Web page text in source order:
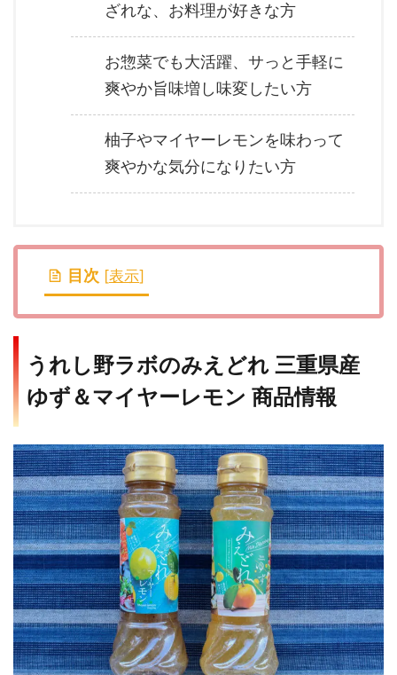
ざれな、お料理が好きな方
お惣菜でも大活躍、サっと手軽に
爽やか旨味増し味変したい方
柚子やマイヤーレモンを味わって
爽やかな気分になりたい方
目次 [表示]
うれし野ラボのみえどれ 三重県産
ゆず＆マイヤーレモン 商品情報